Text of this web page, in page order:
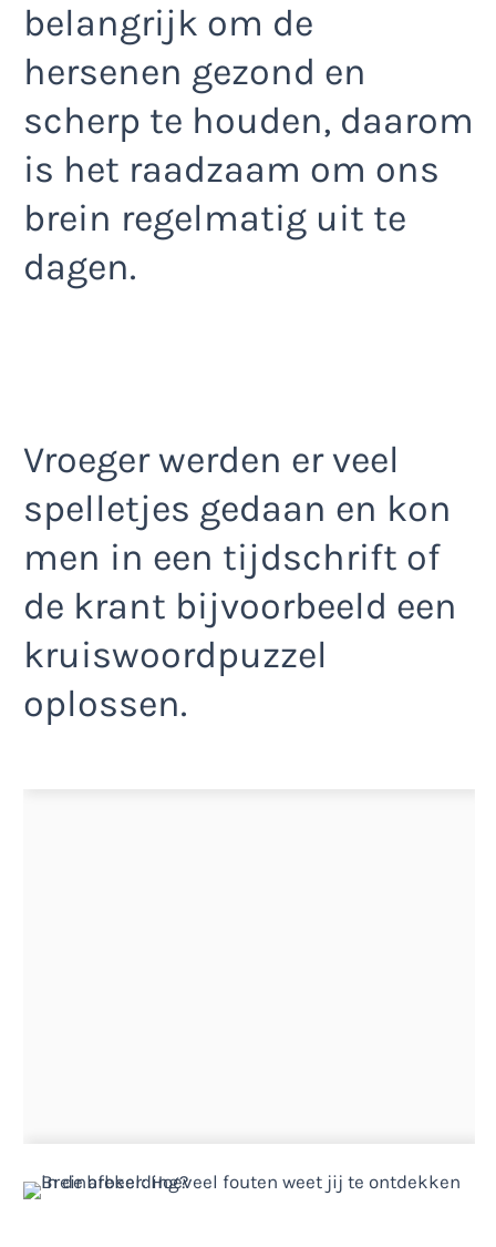
belangrijk om de
hersenen gezond en
scherp te houden, daarom
is het raadzaam om ons
brein regelmatig uit te
dagen.
Vroeger werden er veel
spelletjes gedaan en kon
men in een tijdschrift of
de krant bijvoorbeeld een
kruiswoordpuzzel
oplossen.